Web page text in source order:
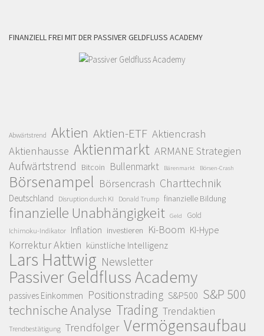
FINANZIELL FREI MIT DER PASSIVER GELDFLUSS ACADEMY
Abwärtstrend Aktien Aktien-ETF Aktiencrash
Aktienhausse Aktienmarkt ARMANE Strategien
Aufwärtstrend Bitcoin Bullenmarkt Bärenmarkt Börsen-Crash
Börsenampel Börsencrash Charttechnik
Deutschland Disruption durch KI Donald Trump finanzielle Bildung
finanzielle Unabhängigkeit Geld Gold
Ichimoku-Indikator Inflation investieren Ki-Boom KI-Hype
Korrektur Aktien künstliche Intelligenz
Lars Hattwig Newsletter
Passiver Geldfluss Academy
passives Einkommen Positionstrading S&P500 S&P 500
technische Analyse Trading Trendaktien
Trendbestätigung Trendfolger Vermögensaufbau